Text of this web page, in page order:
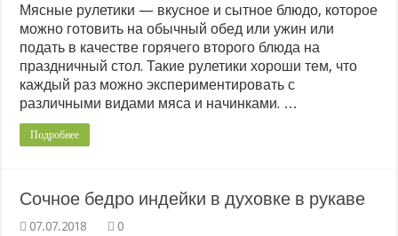
Мясные рулетики — вкусное и сытное блюдо, которое
можно готовить на обычный обед или ужин или
подать в качестве горячего второго блюда на
праздничный стол. Такие рулетики хороши тем, что
каждый раз можно экспериментировать с
различными видами мяса и начинками. …
Подробнее
Сочное бедро индейки в духовке в рукаве
0